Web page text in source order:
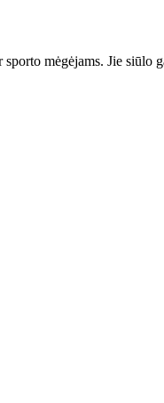
mėgėjams. Jie siūlo